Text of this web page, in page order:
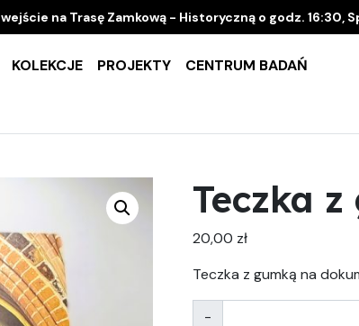
na Trasę Zamkową - Historyczną o godz. 16:30,
KOLEKCJE PROJEKTY
CENTRUM BADAŃ
Teczka
20,00 zł
Teczka z gumką na
-